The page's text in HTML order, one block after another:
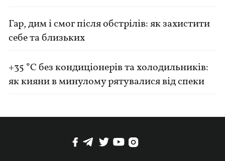
Гар, дим і смог після обстрілів: як захистити
себе та близьких
+35 °C без кондиціонерів та холодильників:
як кияни в минулому рятувалися від спеки